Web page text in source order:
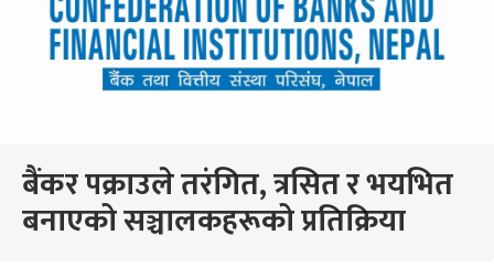
बैंकर पक्राउले तरंगित, त्रसित र भयभित
बनाएको सञ्चालकहरूको प्रतिक्रिया